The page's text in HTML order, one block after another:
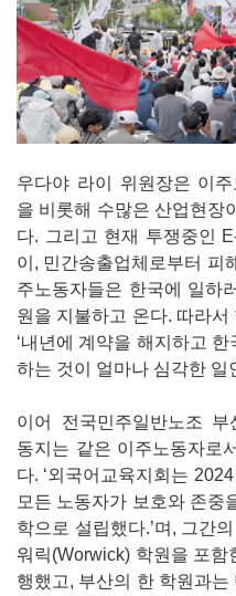
우다야 라이 위원장은 이
을 비롯해 수많은 산업현장
다. 그리고 현재 투쟁중인
이, 민간송출업체로부터 피
주노동자들은 한국에 일하
원을 지불하고 온다. 따라
‘내년에 계약을 해지하고
하는 것이 얼마나 심각한 일
이어 전국민주일반노조
동지는 같은 이주노동자로
다. ‘외국어교육지회는
모든 노동자가 보호와 존중
학으로 설립했다.’며, 그간
워릭(Worwick) 학원을 포함
행했고, 부산의 한 학원과는